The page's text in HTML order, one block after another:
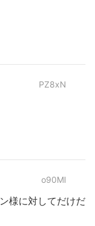
PZ8xN
o90MI
様に対してだけだ